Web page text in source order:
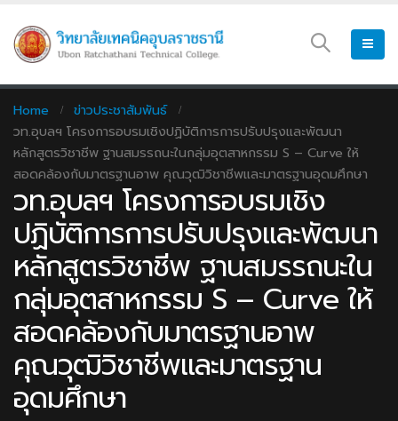
Home
ข่าวประชาสัมพันธ์
วท.อุบลฯ โครงการอบรมเชิงปฏิบัติการการปรับปรุงและพัฒนา
หลักสูตรวิชาชีพ ฐานสมรรถนะในกลุ่มอุตสาหกรรม S – Curve ให้
สอดคล้องกับมาตรฐานอาพ คุณวุฒิวิชาชีพและมาตรฐานอุดมศึกษา
วท.อุบลฯ โครงการอบรมเชิง
ปฏิบัติการการปรับปรุงและพัฒนา
หลักสูตรวิชาชีพ ฐานสมรรถนะใน
กลุ่มอุตสาหกรรม S – Curve ให้
สอดคล้องกับมาตรฐานอาพ
คุณวุฒิวิชาชีพและมาตรฐาน
อุดมศึกษา